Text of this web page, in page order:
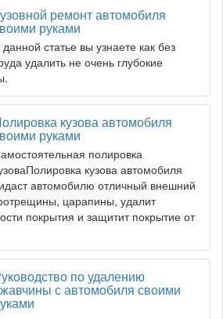
ремонт автомобиля
руками
статье вы узнаете как без
удалить не очень глубокие
кузова автомобиля
руками
полировка
кузова автомобиля
автомобилю отличный внешний
царапины, удалит
покрытия и защитит покрытие от
по удалению
с автомобиля своими